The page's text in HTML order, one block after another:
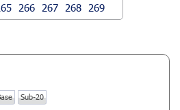
266 267 268 269
Sub-20